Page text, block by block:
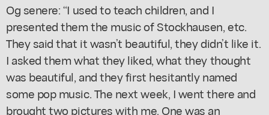
Og senere: “I used to teach children, and I
presented them the music of Stockhausen, etc.
They said that it wasn’t beautiful, they didn’t like it.
I asked them what they liked, what they thought
was beautiful, and they first hesitantly named
some pop music. The next week, I went there and
brought two pictures with me. One was an